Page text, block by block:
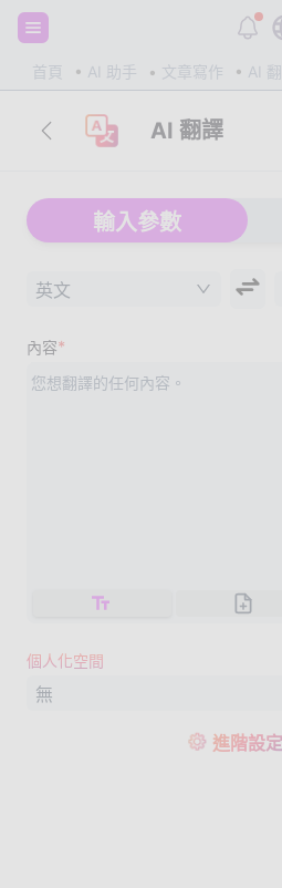
首頁 AI 助手 文章寫作 AI
註冊並獲得
AI 翻譯
輸入參數
英文
內容*
個人化空間
無
進階設定